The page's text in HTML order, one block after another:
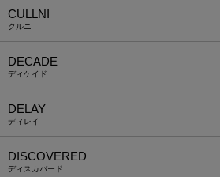
CULLNI
クルニ
DECADE
ディケイド
DELAY
ディレイ
DISCOVERED
ディスカバード